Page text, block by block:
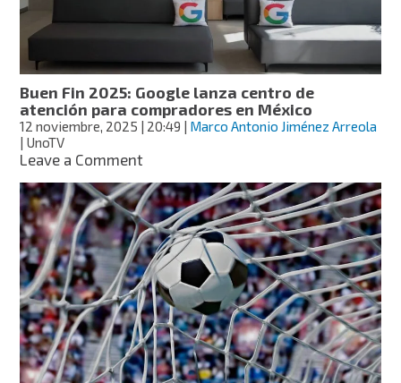
IA
Buen Fin 2025: Google lanza centro de
atención para compradores en México
12 noviembre, 2025 | 20:49 | Marco Antonio Jiménez Arreola
| UnoTV
Leave a Commenton
Fin
2025:
Google
lanza
centro
de
atención
para
compradores
en
México